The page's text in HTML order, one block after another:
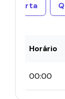
Quarta
Horário
00:00